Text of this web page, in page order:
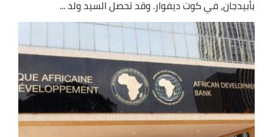
بأبيدجان، في كوت ديفوار. وقد تحصل السيد ولد ...